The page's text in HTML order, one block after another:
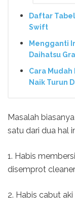
Daftar
Swift
Mengganti
Daihatsu
Cara Mudah
Naik Turun
Masalah
satu dari dua hal
1. Habis
disemprot
2. Habis cabut